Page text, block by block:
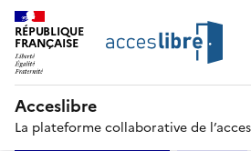
RÉPUBLIQUE
FRANÇAISE
Acceslibre
La plateforme collaborative de